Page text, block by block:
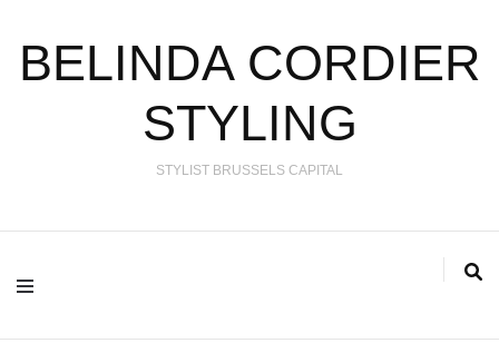
BELINDA CORDIER
STYLING
STYLIST BRUSSELS CAPITAL